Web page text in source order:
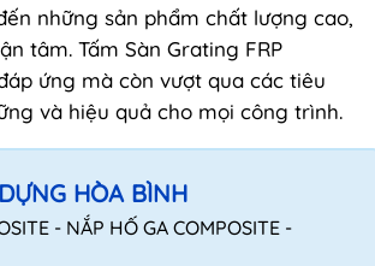
những sản phẩm chất lượng cao,
tâm. Tấm Sàn Grating FRP
ứng mà còn vượt qua các tiêu
và hiệu quả cho mọi công trình.
HÒA BÌNH
- NẮP HỐ GA COMPOSITE -